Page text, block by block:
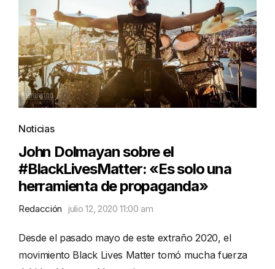
Noticias
John Dolmayan sobre el
#BlackLivesMatter: «Es solo una
herramienta de propaganda»
Redacción julio 12, 2020 11:00 am
Desde el pasado mayo de este extraño 2020, el
movimiento Black Lives Matter tomó mucha fuerza